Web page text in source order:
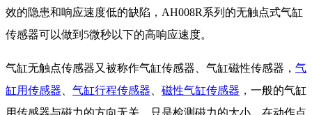
效的隐患和响应速度低的缺陷，AH008R系列的无触点式气缸
传感器可以做到5微秒以下的高响应速度。
气缸无触点传感器又被称作气缸传感器、气缸磁性传感器， 气
缸用传感器
气缸行程传感器 磁性气缸传感器 ， 一般的气缸